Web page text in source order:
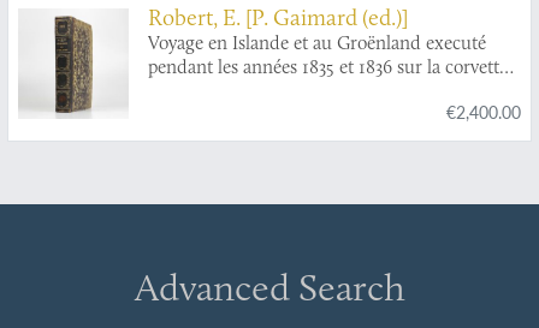
Robert, E. [P. Gaimard (ed.)]
Voyage en Islande et au Groënland executé
pendant les années 1835 et 1836 sur la corvette
découvrir les traces de La Lilloise. Publié par
Scientifique d'Islande et de Groënland.
€2,400.00
Advanced Search